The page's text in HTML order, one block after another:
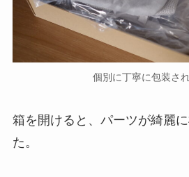
個別に丁寧に包装さ
箱を開けると、パーツが綺麗
た。